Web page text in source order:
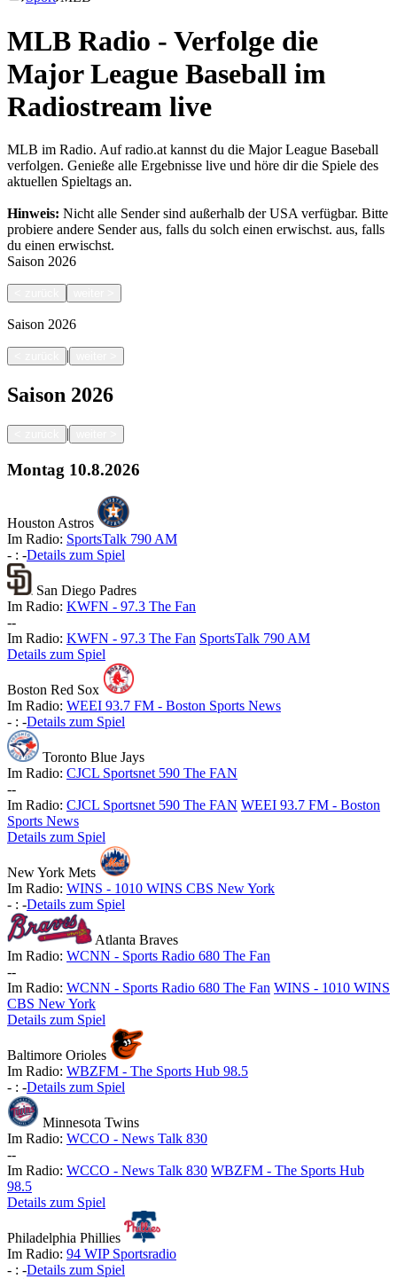
MLB Radio - Verfolge die
Major League Baseball im
Radiostream live
MLB im Radio. Auf radio.at kannst du die Major League Baseball
verfolgen. Genieße alle Ergebnisse live und höre dir die Spiele des
aktuellen Spieltags an.
Hinweis: Nicht alle Sender sind außerhalb der USA verfügbar. Bitte
probiere andere Sender aus, falls du solch einen erwischst. aus, falls
du einen erwischst.
Saison 2026
Saison 2026
|
Saison 2026
|
Montag 10.8.2026
Houston Astros
Im Radio: SportsTalk 790 AM
- : -Details zum Spiel
San Diego Padres
Im Radio: KWFN - 97.3 The Fan
--
Im Radio: KWFN - 97.3 The Fan SportsTalk 790 AM
Details zum Spiel
Boston Red Sox
Im Radio: WEEI 93.7 FM - Boston Sports News
- : -Details zum Spiel
Toronto Blue Jays
Im Radio: CJCL Sportsnet 590 The FAN
--
Im Radio: CJCL Sportsnet 590 The FAN WEEI 93.7 FM - Boston
Sports News
Details zum Spiel
New York Mets
Im Radio: WINS - 1010 WINS CBS New York
- : -Details zum Spiel
Atlanta Braves
Im Radio: WCNN - Sports Radio 680 The Fan
--
Im Radio: WCNN - Sports Radio 680 The Fan WINS - 1010 WINS
CBS New York
Details zum Spiel
Baltimore Orioles
Im Radio: WBZFM - The Sports Hub 98.5
- : -Details zum Spiel
Minnesota Twins
Im Radio: WCCO - News Talk 830
--
Im Radio: WCCO - News Talk 830 WBZFM - The Sports Hub
98.5
Details zum Spiel
Philadelphia Phillies
Im Radio: 94 WIP Sportsradio
- : -Details zum Spiel